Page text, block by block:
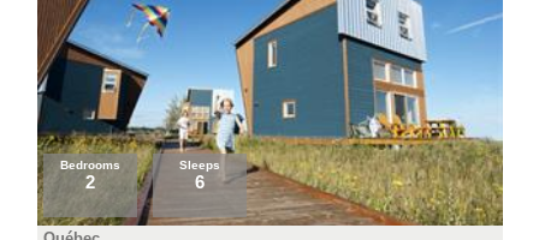
Bedrooms
2
Sleeps
6